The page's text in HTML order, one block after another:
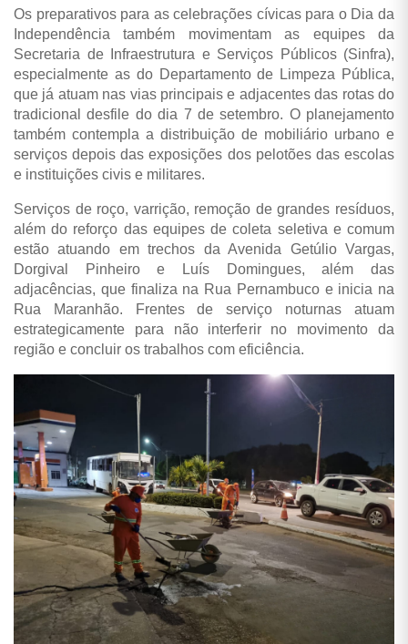
Os preparativos para as celebrações cívicas para o Dia da
Independência também movimentam as equipes da
Secretaria de Infraestrutura e Serviços Públicos (Sinfra),
especialmente as do Departamento de Limpeza Pública,
que já atuam nas vias principais e adjacentes das rotas do
tradicional desfile do dia 7 de setembro. O planejamento
também contempla a distribuição de mobiliário urbano e
serviços depois das exposições dos pelotões das escolas
e instituições civis e militares.
Serviços de roço, varrição, remoção de grandes resíduos,
além do reforço das equipes de coleta seletiva e comum
estão atuando em trechos da Avenida Getúlio Vargas,
Dorgival Pinheiro e Luís Domingues, além das
adjacências, que finaliza na Rua Pernambuco e inicia na
Rua Maranhão. Frentes de serviço noturnas atuam
estrategicamente para não interferir no movimento da
região e concluir os trabalhos com eficiência.